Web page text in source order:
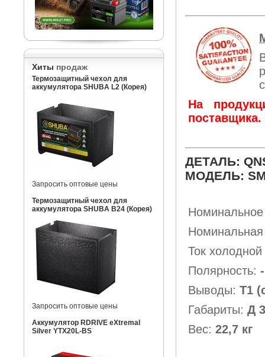
Хиты продаж
Термозащитный чехол для
аккумулятора SHUBA L2 (Корея)
Запросить оптовые цены
Термозащитный чехол для
аккумулятора SHUBA B24 (Корея)
Запросить оптовые цены
Аккумулятор RDRIVE eXtremal
Silver YTX20L-BS
На
поставщика.
ДЕТАЛЬ:
МОДЕЛЬ:
Ток
Полярность:
Выводы: Т1
Габариты: Д
Вес: 22,7 кг